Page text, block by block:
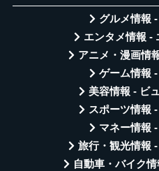
グルメ情報
エンタメ情報 -
アニメ・漫画情
ゲーム情報
美容情報 - ビ
スポーツ情報
マネー情報
旅行・観光情報
自動車・バイク